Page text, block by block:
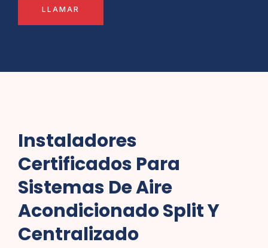
LLAMAR
Instaladores
Certificados Para
Sistemas De Aire
Acondicionado Split Y
Centralizado